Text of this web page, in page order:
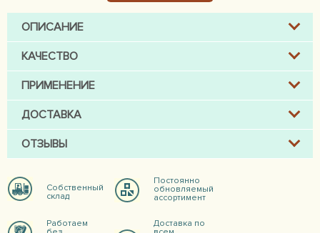
ОПИСАНИЕ
КАЧЕСТВО
ПРИМЕНЕНИЕ
ДОСТАВКА
ОТЗЫВЫ
Собственный
склад
Постоянно
обновляемый
ассортимент
Работаем
Доставка по